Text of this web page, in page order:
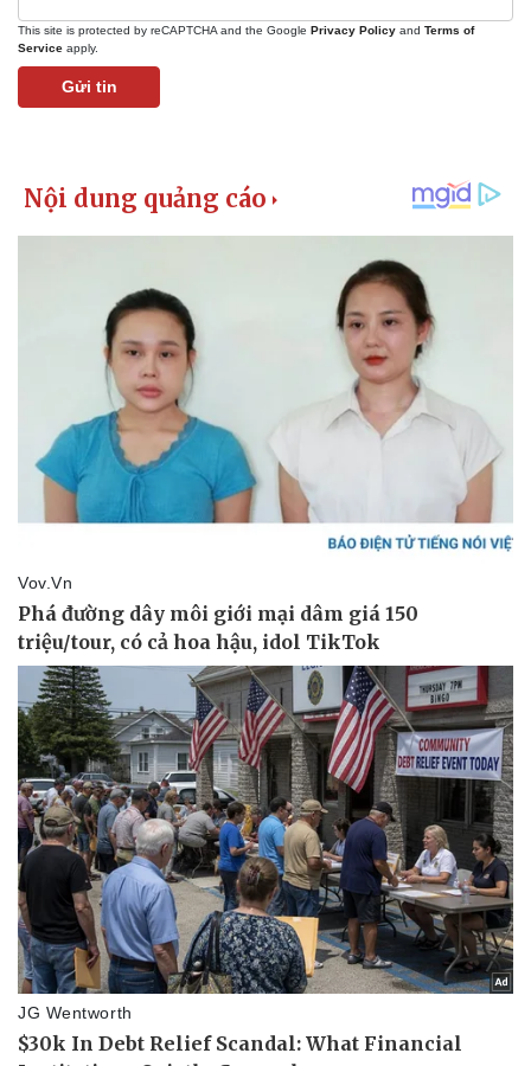
Tin nóng
Tư vấn luật
This site is protected by reCAPTCHA and the Google Privacy Policy and Terms of
Service apply.
Gửi tin